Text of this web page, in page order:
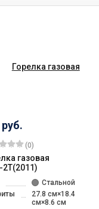
(0)
газовая
Стальной
27.8 см×18.4
см×8.6 см